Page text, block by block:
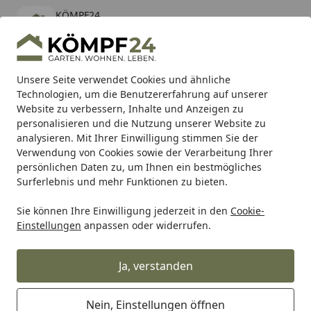
Unsere Seite verwendet Cookies und ähnliche
Technologien, um die Benutzererfahrung auf unserer
Website zu verbessern, Inhalte und Anzeigen zu
personalisieren und die Nutzung unserer Website zu
analysieren. Mit Ihrer Einwilligung stimmen Sie der
Verwendung von Cookies sowie der Verarbeitung Ihrer
persönlichen Daten zu, um Ihnen ein bestmögliches
Surferlebnis und mehr Funktionen zu bieten.
Sie können Ihre Einwilligung jederzeit in den Cookie-
Einstellungen anpassen oder widerrufen.
Ja, verstanden
Nein, Einstellungen öffnen
KÖMPF24
kostenlos - Im App Store
Hotline
Alle Produkte
Mein Konto
Suchen
Karibu Pools inkl. gratis Sandfilteranlage & Pool-
Starterset (Gesamtwert bis 468,99€)
Startseite
Grill Grillzubehör Räuchern & Smoken Räuchermehl
Weber Räuchermehl Buche für
Kalträucherschnecke - 500 g
4.5 (2 Bewertungen)